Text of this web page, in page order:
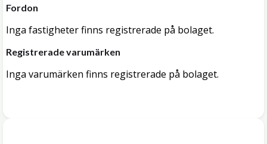
Fordon
Inga fastigheter finns registrerade på bolaget.
Registrerade varumärken
Inga varumärken finns registrerade på bolaget.